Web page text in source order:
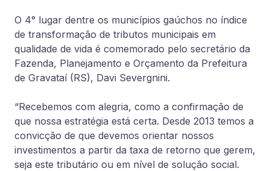
O 4° lugar dentre os municípios gaúchos no índice
de transformação de tributos municipais em
qualidade de vida é comemorado pelo secretário da
Fazenda, Planejamento e Orçamento da Prefeitura
de Gravataí (RS), Davi Severgnini.
“Recebemos com alegria, como a confirmação de
que nossa estratégia está certa. Desde 2013 temos a
convicção de que devemos orientar nossos
investimentos a partir da taxa de retorno que gerem,
seja este tributário ou em nível de solução social.